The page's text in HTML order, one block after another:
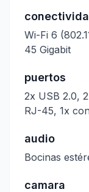
Wi-Fi 6
45 Gigabit
puertos
2x USB 2.0,
RJ-45, 1x
audio
Bocinas
camara